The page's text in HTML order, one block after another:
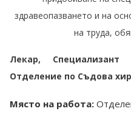
здравеопазването и на
на труда,
Лекар,
Отделение по Съдова
Място на работа: